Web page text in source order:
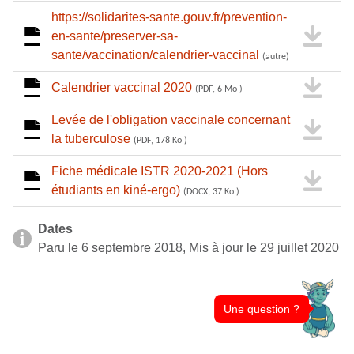
https://solidarites-sante.gouv.fr/prevention-
en-sante/preserver-sa-
sante/vaccination/calendrier-vaccinal
(autre)
Calendrier vaccinal 2020 (PDF, 6 Mo )
Levée de l'obligation vaccinale concernant
la tuberculose (PDF, 178 Ko )
Fiche médicale ISTR 2020-2021 (Hors
étudiants en kiné-ergo) (DOCX, 37 Ko )
Dates
Paru le 6 septembre 2018, Mis à jour le 29 juillet 2020
Une question ?